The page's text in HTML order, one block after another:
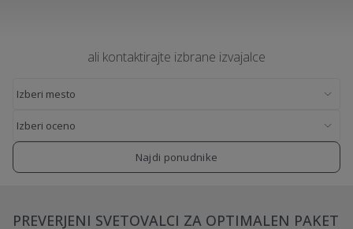
ali kontaktirajte izbrane izvajalce
Najdi ponudnike
PREVERJENI SVETOVALCI ZA OPTIMALEN PAKET